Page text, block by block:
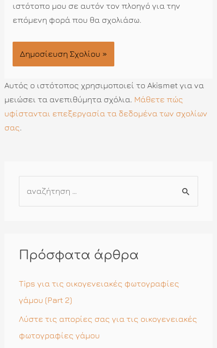
ιστότοπο μου σε αυτόν τον πλοηγό για την
επόμενη φορά που θα σχολιάσω.
Αυτός ο ιστότοπος χρησιμοποιεί το Akismet για να
μειώσει τα ανεπιθύμητα σχόλια. Μάθετε πώς
υφίστανται επεξεργασία τα δεδομένα των σχολίων
σας.
ή
η
σ
η
γ
Πρόσφατα άρθρα
Tips για τις οικογενειακές φωτογραφίες
γάμου (Part 2)
Λύστε τις απορίες σας για τις οικογενειακές
φωτογραφίες γάμου